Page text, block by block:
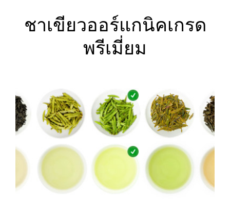
ชาเขียวออร์แกนิคเกรด
พรีเมี่ยม